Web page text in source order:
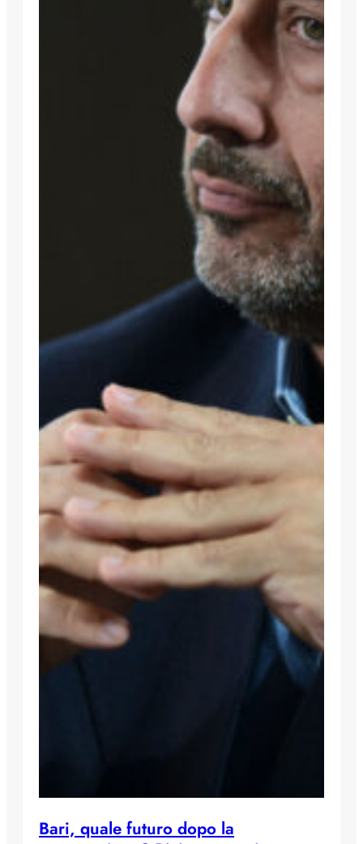
Bari, quale futuro dopo la